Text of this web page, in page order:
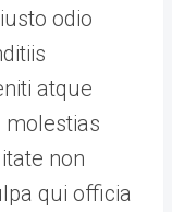
odio
atque
molestias
non
qui officia